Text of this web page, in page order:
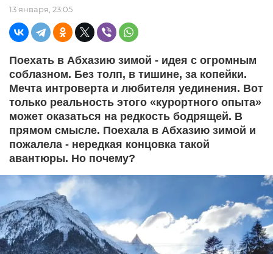
13 января, 23:05
Поехать в Абхазию зимой - идея с огромным
соблазном. Без толп, в тишине, за копейки.
Мечта интроверта и любителя уединения. Вот
только реальность этого «курортного опыта»
может оказаться на редкость бодрящей. В
прямом смысле. Поехала в Абхазию зимой и
пожалела - нередкая концовка такой
авантюры. Но почему?